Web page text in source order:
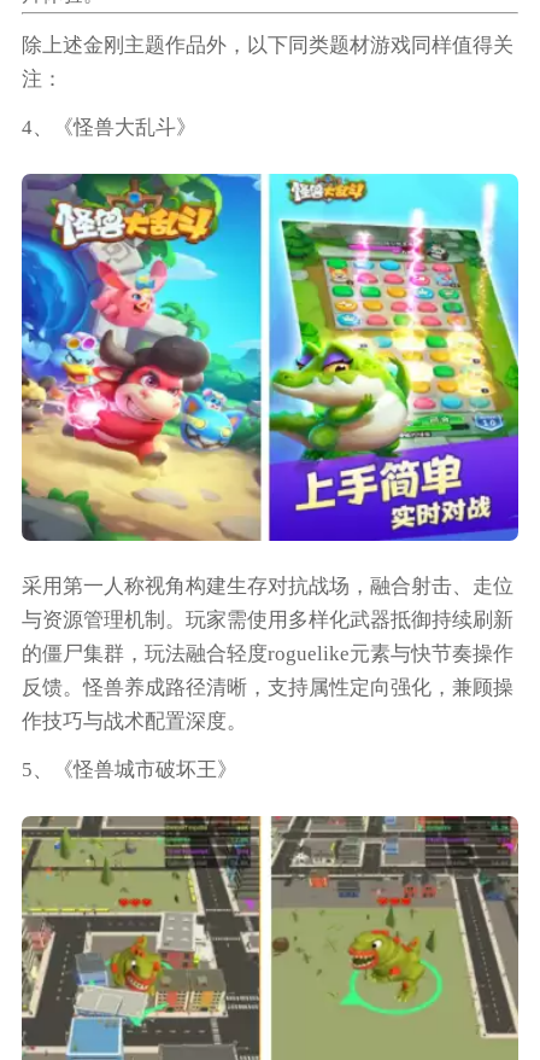
除上述金刚主题作品外，以下同类题材游戏同样值得关
注：
4、《怪兽大乱斗》
采用第一人称视角构建生存对抗战场，融合射击、走位
与资源管理机制。玩家需使用多样化武器抵御持续刷新
的僵尸集群，玩法融合轻度roguelike元素与快节奏操作
反馈。怪兽养成路径清晰，支持属性定向强化，兼顾操
作技巧与战术配置深度。
5、《怪兽城市破坏王》